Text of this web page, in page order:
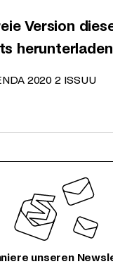
Version
herunterladen
2020 2 ISSUU
unseren